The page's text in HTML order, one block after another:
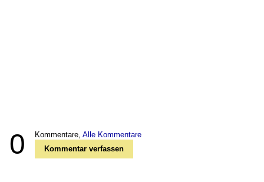
0 Kommentare, Alle Kommentare
Kommentar verfassen